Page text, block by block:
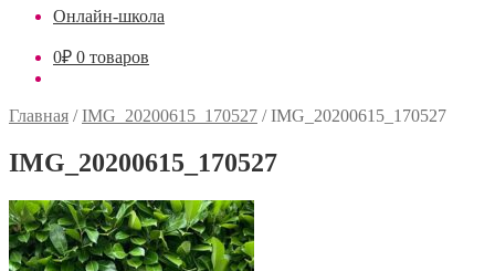
Онлайн-школа
0₽ 0 товаров
Главная /IMG_20200615_170527 /IMG_20200615_170527
IMG_20200615_170527